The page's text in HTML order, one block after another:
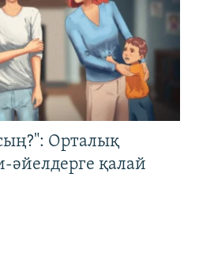
Орталық
әйелдерге қалай